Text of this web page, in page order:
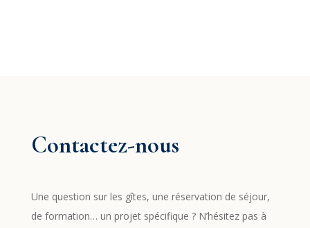
Contactez-nous
Une question sur les gîtes, une réservation de séjour,
de formation… un projet spécifique ? N’hésitez pas à